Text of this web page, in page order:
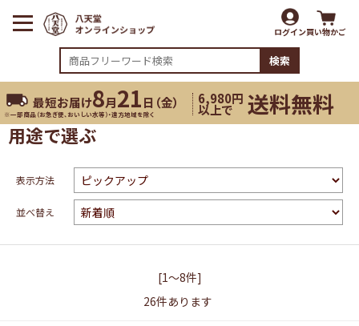
ログイン買い物かご
検索
最短お届け8月21日（金）
※一部商品（お急ぎ便、おいしい水等）・遠方地域を除く
6,980円
以上で 送料無料
用途で選ぶ
表示方法
並べ替え
[1～8件]
26件あります